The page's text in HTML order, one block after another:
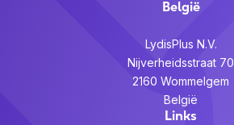
België
LydisPlus N.V.
Nijverheidsstraat 70
2160 Wommelgem
België
Links